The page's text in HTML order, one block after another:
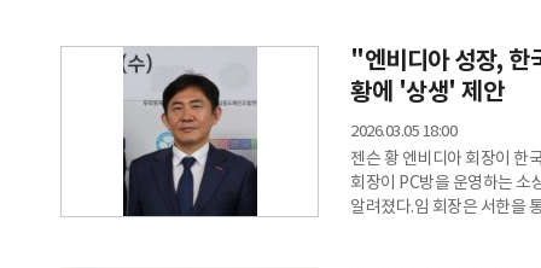
후보는 간담회에서 소상공
등과 현장의 어려움과 함께
"엔비디아 성장, 한
황에 '상생' 제안
2026.03.05 18:00
젠슨 황 엔비디아 회장이 한
회장이 PC방을 운영하는 소
알려졌다.임 회장은 서한을